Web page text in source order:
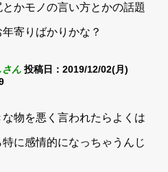
かモノの言い方とかの話題
寄りばかりかな？
さん 投稿日：2019/12/02(月)
物を悪く言われたらよくは
に感情的になっちゃうんじ